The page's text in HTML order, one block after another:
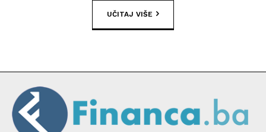
UČITAJ VIŠE